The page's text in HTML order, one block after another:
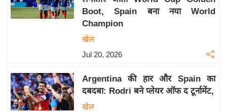
ट
I
0
2
6
Boot, Spain बना नया World
Champion
खेल
Jul 20, 2026
Argentina की हार और Spain का
दबदबा: Rodri बने प्लेयर ऑफ द टूर्नामेंट,
खेल